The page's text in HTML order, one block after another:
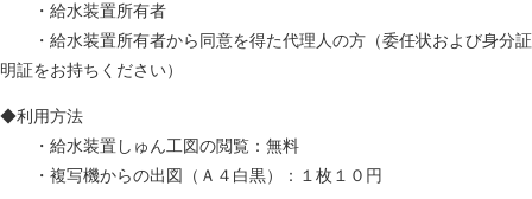
・給水装置所有者
・給水装置所有者から同意を得た代理人の方（委任状および身分証
明証をお持ちください）
◆利用方法
・給水装置しゅん工図の閲覧：無料
・複写機からの出図（Ａ４白黒）：１枚１０円